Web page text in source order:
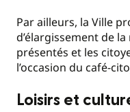
Par ailleurs, la Ville
d’élargissement de
présentés et les
l’occasion du café-
Loisirs et